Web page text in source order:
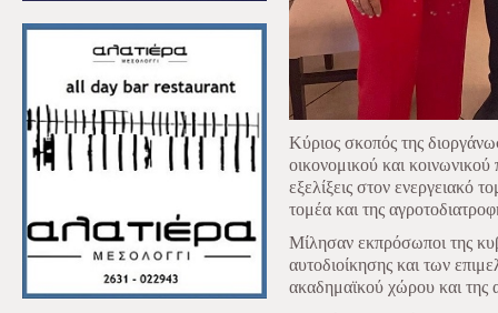
Κύριος σκοπός της
οικονομικού και
εξελίξεις στον ενεργειακό
τομέα και της
Μίλησαν εκπρόσωποι της
αυτοδιοίκησης και των
ακαδημαϊκού χώρου και της